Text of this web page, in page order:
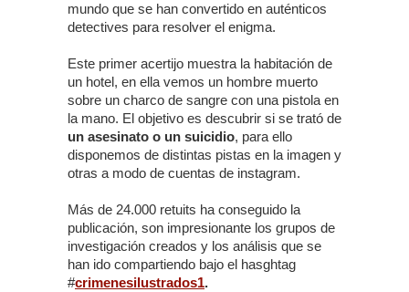
mundo que se han convertido en auténticos
detectives para resolver el enigma.
Este primer acertijo muestra la habitación de
un hotel, en ella vemos un hombre muerto
sobre un charco de sangre con una pistola en
la mano. El objetivo es descubrir si se trató de
un asesinato o un suicidio, para ello
disponemos de distintas pistas en la imagen y
otras a modo de cuentas de instagram.
Más de 24.000 retuits ha conseguido la
publicación, son impresionante los grupos de
investigación creados y los análisis que se
han ido compartiendo bajo el hasghtag
#crimenesilustrados1.